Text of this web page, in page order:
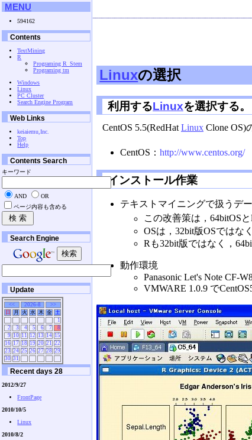
Linuxの選択
利用するLinuxを選択する。
CentOS 5.5(RedHat Linux Clone OS)
CentOS： http://www.centos.org/
インストール作業
テキストマイニングで扱うデ
この改善策は，64bitOS
OSは，32bit版OSではな
Rも32bit版ではなく，
動作環境
Panasonic Let's Note CF-
VMWARE 1.0.9 で
MENU
594162
Contents
TextMining
R
Programing R_Stem
Programing tm
Windows
Linux
PC Cluster
Search Engine Program
Web Links
keiaiemu,Inc.
Top
Help
Contents Search
キーワード
AND
OR
ページ内容も含める
Search Engine
Update
<< 2026-8
>>
日
月 火 水 木 金
土
1
2
3 4 5 6 7
8
9 10 11 12 13 14 15
16 17 18 19 20 21
22
23 24 25 26 27 28 29
30 31
Recent days 28
2012/9/27
FrontPage
2010/10/5
Linux
2010/8/2